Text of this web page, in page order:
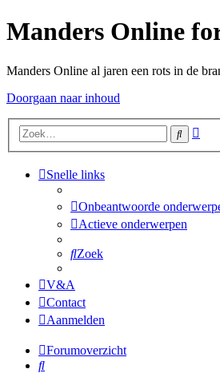
Manders Online
Manders Online al jaren een rots in de
Doorgaan naar inhoud
Zoek
Snelle links
Onbeantwoorde
Actieve onderwerpen
Zoek
V&A
Contact
Aanmelden
Forumoverzicht
Zoek